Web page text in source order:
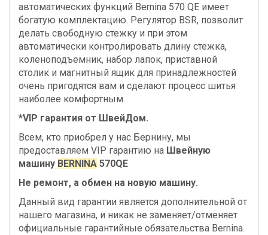
автоматических функций Bernina 570 QE имеет
богатую комплектацию. Регулятор BSR, позволит
делать свободную стежку и при этом
автоматически контролировать длину стежка,
коленоподъемник, набор лапок, приставной
столик и магнитный ящик для принадлежностей
очень пригодятся вам и сделают процесс шитья
наиболее комфортным.
*VIP гарантия от ШвейДом.
Всем, кто приобрел у нас Бернину, мы
предоставляем VIP гарантию на Швейную
машину BERNINA 570QE
Не ремонт, а обмен на новую машину.
Данный вид гарантии является дополнительной от
нашего магазина, и никак не заменяет/отменяет
официальные гарантийные обязательства Bernina.